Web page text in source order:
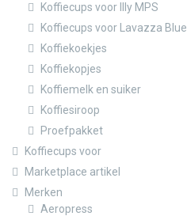
Koffiecups voor Illy MPS
Koffiecups voor Lavazza Blue
Koffiekoekjes
Koffiekopjes
Koffiemelk en suiker
Koffiesiroop
Proefpakket
Koffiecups voor
Marketplace artikel
Merken
Aeropress